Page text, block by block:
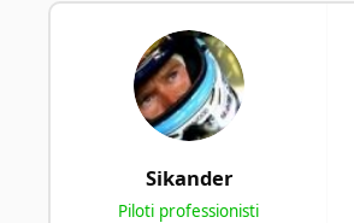
Sikander
Piloti professionisti